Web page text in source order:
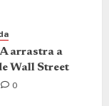
arrastra a
Wall Street
0